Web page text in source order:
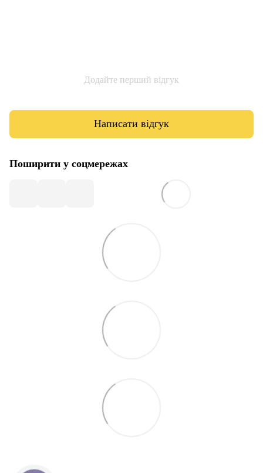
Додайте перший відгук
Написати відгук
Поширити у соцмережах